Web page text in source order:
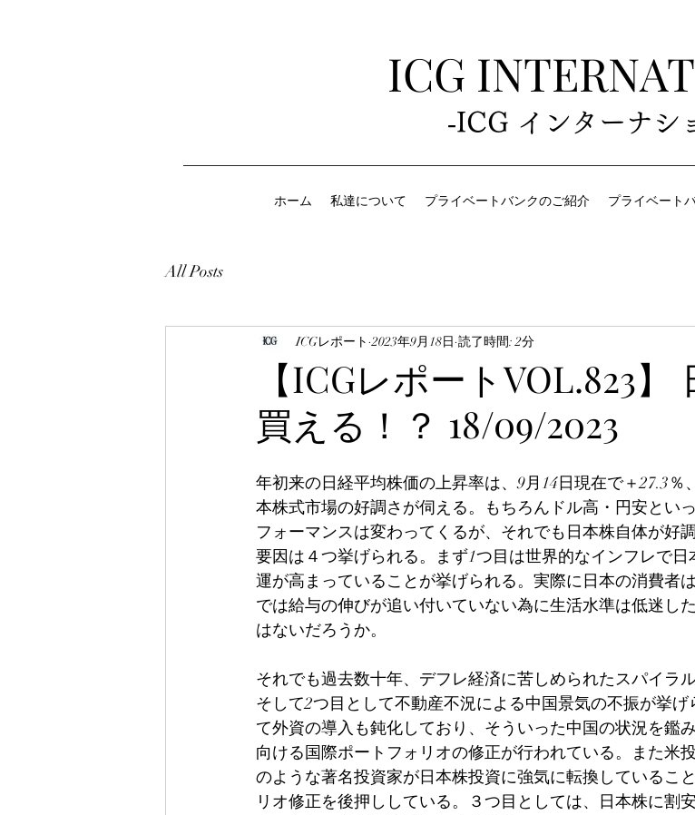
ICG
‐ICG インターナシ
ホーム 私達について プライベートバンクのご紹介 プライベート
All Posts
【ICGレポートVOL.823
買える！？ 18/09/2023
ICGレポート 2023年9月18日 読了時間: 2分
年初来の日経平均株価の上昇率は、9月14日現在で＋27.3％
本株式市場の好調さが伺える。もちろんドル高・円安とい
フォーマンスは変わってくるが、それでも日本株自体が好
要因は４つ挙げられる。まず1つ目は世界的なインフレで
運が高まっていることが挙げられる。実際に日本の消費者
では給与の伸びが追い付いていない為に生活水準は低迷し
はないだろうか。
それでも過去数十年、デフレ経済に苦しめられたスパイラ
そして2つ目として不動産不況による中国景気の不振が挙
て外資の導入も鈍化しており、そういった中国の状況を鑑
向ける国際ポートフォリオの修正が行われている。また米
のような著名投資家が日本株投資に強気に転換しているこ
リオ修正を後押ししている。３つ目としては、日本株に割